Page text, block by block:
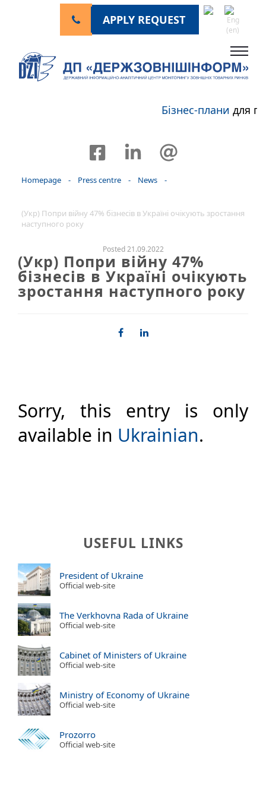
APPLY REQUEST
Бізнес-планидля
Homepage - Press centre - News -
(Укр) Попри війну 47% бізнесів в Україні очікують зростання
наступного року
Posted 21.09.2022
(Укр) Попри війну 47%
бізнесів в Україні очікують
зростання наступного року
Sorry, this entry is only
available in Ukrainian.
USEFUL LINKS
President of Ukraine
Official web-site
The Verkhovna Rada of Ukraine
Official web-site
Cabinet of Ministers of Ukraine
Official web-site
Ministry of Economy of Ukraine
Official web-site
Prozorro
Official web-site